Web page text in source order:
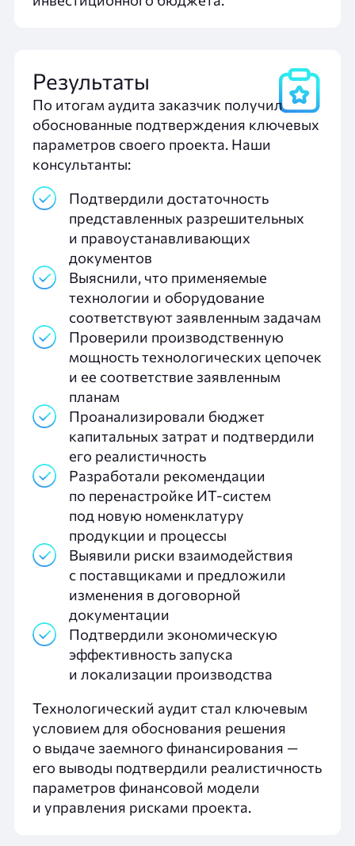
Результаты
По итогам аудита заказчик получил
обоснованные подтверждения ключевых
параметров своего проекта. Наши
консультанты:
Подтвердили достаточность
представленных разрешительных
и правоустанавливающих
документов
Выяснили, что применяемые
технологии и оборудование
соответствуют заявленным задачам
Проверили производственную
мощность технологических цепочек
и ее соответствие заявленным
планам
Проанализировали бюджет
капитальных затрат и подтвердили
его реалистичность
Разработали рекомендации
по перенастройке ИТ-систем
под новую номенклатуру
продукции и процессы
Выявили риски взаимодействия
с поставщиками и предложили
изменения в договорной
документации
Подтвердили экономическую
эффективность запуска
и локализации производства
Технологический аудит стал ключевым
условием для обоснования решения
о выдаче заемного финансирования —
его выводы подтвердили реалистичность
параметров финансовой модели
и управления рисками проекта.